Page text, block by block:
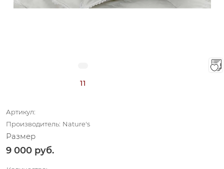
11
Артикул:
Производитель: Nature's
Размер
9 000 руб.